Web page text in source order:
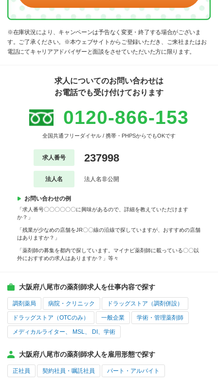
※在庫状況により、キャンペーンは予告なく変更・終了する場合がございま
す。ご了承ください。※本ウェブサイトからご登録いただき、ご来社またはお
電話にてキャリアアドバイザーと面談をさせていただいた方に限ります。
求人についてのお問い合わせは
お電話でも受け付けております
0120-866-153
全国共通フリーダイヤル / 携帯・PHPSからでもOKです
求人番号 237998
法人名 法人名非公開
お問い合わせの例
「求人番号〇〇〇〇〇〇に興味があるので、詳細を教えていただけます
か？」
「残業が少なめの店舗をJR〇〇線の沿線で探していますが、おすすめの店舗
はありますか？」
「薬剤師の募集を都内で探しています。マイナビ薬剤師に載っている〇〇以
外におすすめの求人はありますか？」等々
大阪府八尾市の薬剤師求人を仕事内容で探す
調剤薬局 病院・クリニック ドラッグストア（調剤併設）
ドラッグストア（OTCのみ） 一般企業 学術・管理薬剤師
メディカルライター、 MSL、 DI、学術
大阪府八尾市の薬剤師求人を雇用形態で探す
正社員 契約社員・嘱託社員 パート・アルバイト